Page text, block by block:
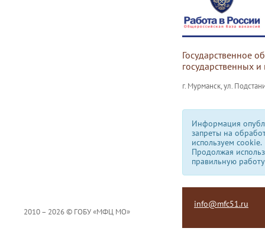
Государственное
государственных
г. Мурманск, ул.
Информация
запреты на
используем сookie.
Продолжая
правильную
2010 – 2026 © ГОБУ «МФЦ МО»
info@mfc51.ru